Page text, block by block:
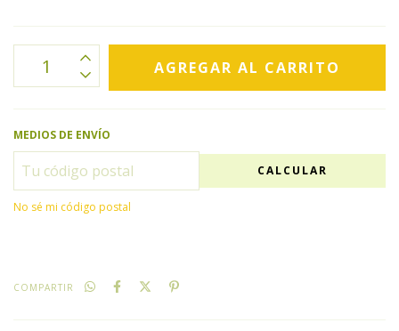
MEDIOS DE ENVÍO
CALCULAR
No sé mi código postal
COMPARTIR